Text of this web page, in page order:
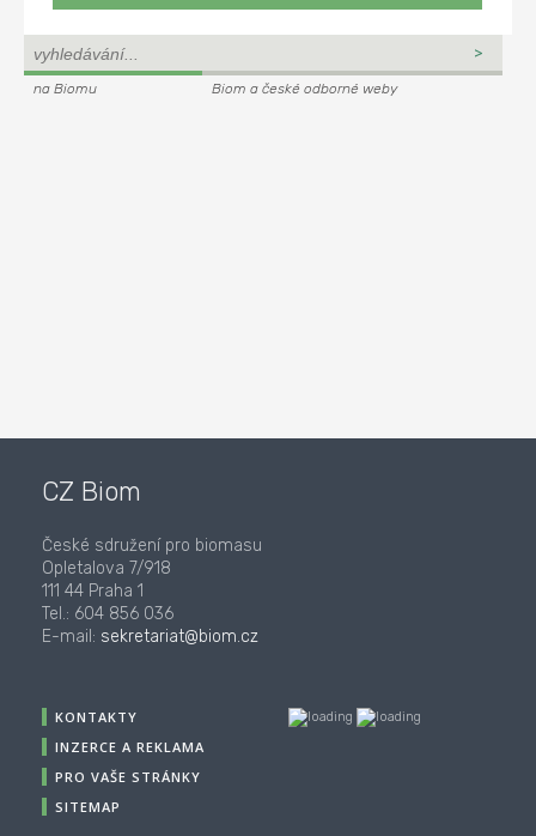
na Biomu Biom a české odborné weby
CZ Biom
České sdružení pro biomasu
Opletalova 7/918
111 44 Praha 1
Tel.: 604 856 036
E-mail: sekretariat@biom.cz
KONTAKTY
INZERCE A REKLAMA
PRO VAŠE STRÁNKY
SITEMAP